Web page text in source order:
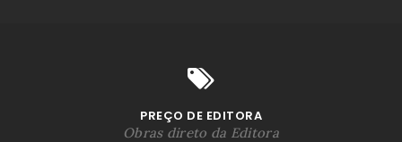
PREÇO DE EDITORA
Obras direto da Editora